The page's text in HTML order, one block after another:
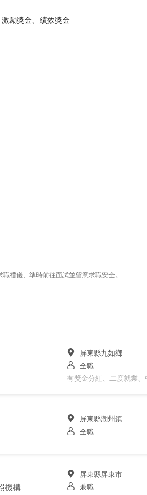
勵獎金、績效獎金
禮儀、準時前往面試並留意求職安全。
屏東縣九如鄉
全職
有獎金分紅、二度就業、
屏東縣潮州鎮
全職
機構
屏東縣屏東市
兼職